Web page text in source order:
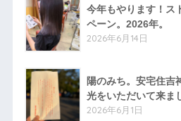
今年もやります！ス
ペーン。2026年。
2026年6月14日
陽のみち。安宅住吉
光をいただいて来ま
2026年6月1日